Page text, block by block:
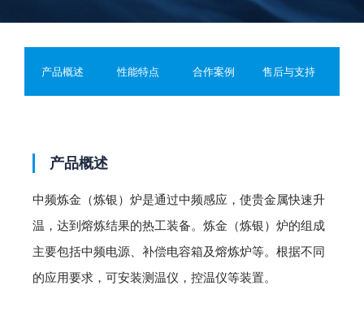
率100Kw200Kw额定输入电压380V380V额定输入电流
160A320A额定输出频率2500 Hz±10％2500 Hz±10％额定输出
电压750V750V冷却水耗量5吨/小时10吨/小时熔化效率160 Kg/
小时300 Kg/小时
产品概述 性能特点 合作案例 售后与支持
产品概述
中频炼金（炼银）炉是通过中频感应，使贵金属快速升
温，达到熔炼结果的热工装备。炼金（炼银）炉的组成
主要包括中频电源、补偿电容箱及熔炼炉等。根据不同
的应用要求，可安装测温仪，控温仪等装置。